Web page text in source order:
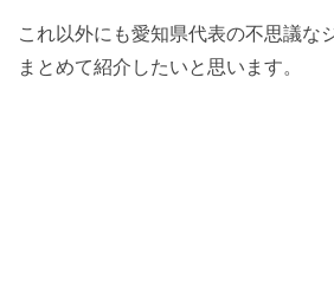
これ以外にも愛知県代表の不思議な
まとめて紹介したいと思います。